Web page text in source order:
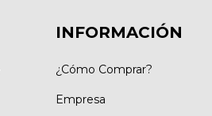
INFORMACIÓN
¿Cómo Comprar?
Empresa